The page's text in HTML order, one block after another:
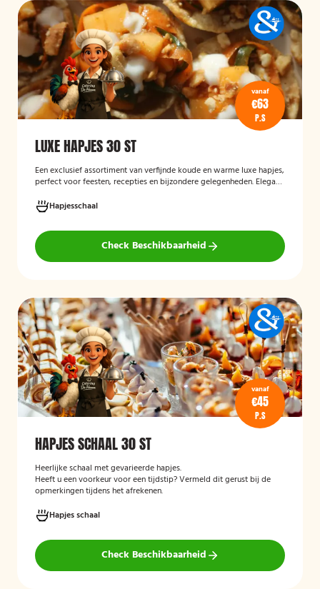
vanaf
€63
P.S
LUXE HAPJES 30 ST
Een exclusief assortiment van verfijnde koude en warme luxe hapjes,
perfect voor feesten, recepties en bijzondere gelegenheden. Elegant
garnituren.
Hapjesschaal
Check Beschikbaarheid
vanaf
€45
P.S
HAPJES SCHAAL 30 ST
Heerlijke schaal met gevarieerde hapjes.
Heeft u een voorkeur voor een tijdstip? Vermeld dit gerust bij de
opmerkingen tijdens het afrekenen.
Hapjes schaal
Check Beschikbaarheid